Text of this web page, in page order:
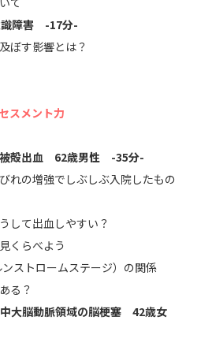
識障害 -17分-
ぼす影響とは？
スメント力
被殻出血 62歳男性 -35分-
の増強でしぶしぶ入院したもの
して出血しやすい？
くらべよう
ストロームステージ）の関係
る？
大脳動脈領域の脳梗塞 42歳女